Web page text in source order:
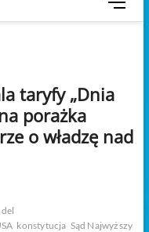
e
u
t
o
taryfy „Dnia
porażka
o władzę nad
konstytucja Sąd Najwyższy